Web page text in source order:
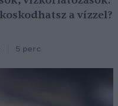
a vízzel?
5 perc